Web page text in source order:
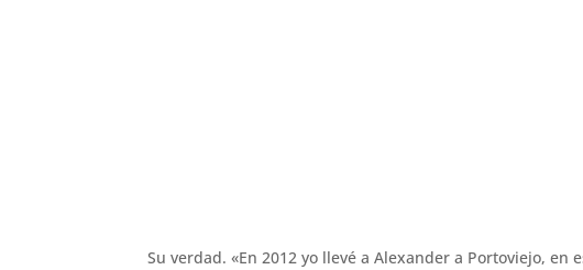
Su verdad. «En 2012 yo llevé a Alexander a Portoviejo,